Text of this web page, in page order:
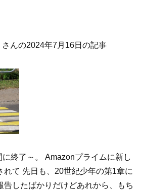
んの2024年7月16日の記事
終了～。 Amazonプライムに新し
れて 先日も、20世紀少年の第1章に
告したばかりだけどあれから、もち